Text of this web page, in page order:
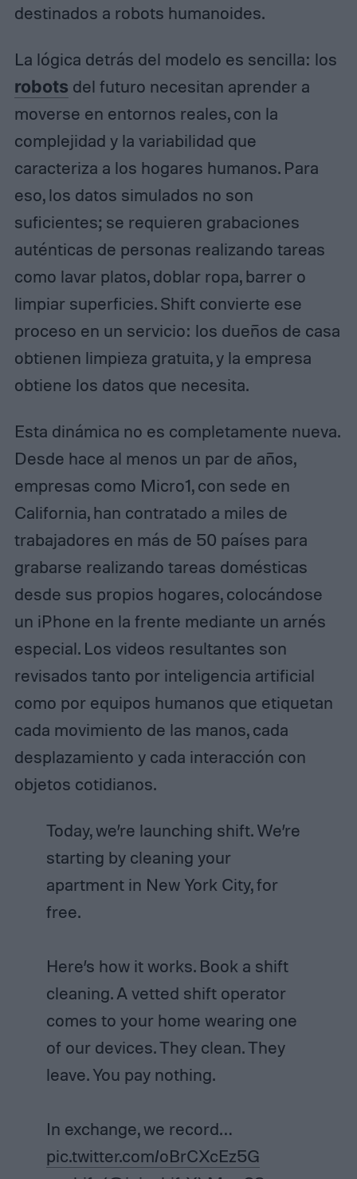
destinados a robots humanoides.
La lógica detrás del modelo es sencilla: los
robots del futuro necesitan aprender a
moverse en entornos reales, con la
complejidad y la variabilidad que
caracteriza a los hogares humanos. Para
eso, los datos simulados no son
suficientes; se requieren grabaciones
auténticas de personas realizando tareas
como lavar platos, doblar ropa, barrer o
limpiar superficies. Shift convierte ese
proceso en un servicio: los dueños de casa
obtienen limpieza gratuita, y la empresa
obtiene los datos que necesita.
Esta dinámica no es completamente nueva.
Desde hace al menos un par de años,
empresas como Micro1, con sede en
California, han contratado a miles de
trabajadores en más de 50 países para
grabarse realizando tareas domésticas
desde sus propios hogares, colocándose
un iPhone en la frente mediante un arnés
especial. Los videos resultantes son
revisados tanto por inteligencia artificial
como por equipos humanos que etiquetan
cada movimiento de las manos, cada
desplazamiento y cada interacción con
objetos cotidianos.
Today, we’re launching shift. We’re
starting by cleaning your
apartment in New York City, for
free.
Here’s how it works. Book a shift
cleaning. A vetted shift operator
comes to your home wearing one
of our devices. They clean. They
leave. You pay nothing.
In exchange, we record…
pic.twitter.com/oBrCXcEz5G